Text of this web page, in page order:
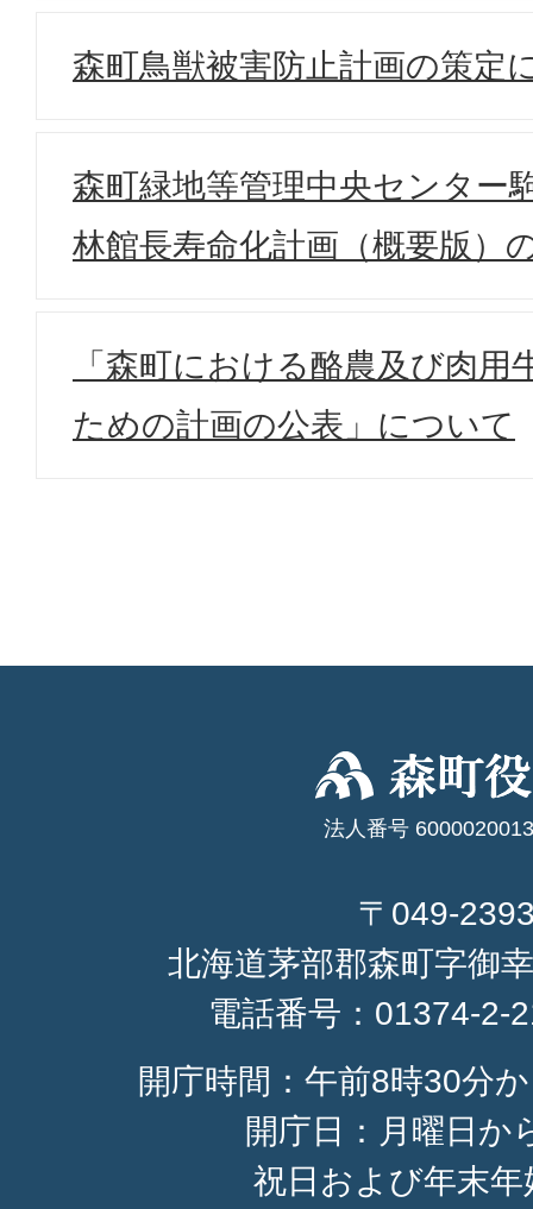
森町鳥獣被害防止計画の策定
森町緑地等管理中央センター
林館長寿命化計画（概要版）
「森町における酪農及び肉用
ための計画の公表」について
法人番号
〒049-
北海道茅部郡森町字御
電話番号： 01374-2-
開庁時間：午前8時30分
開庁日：月曜日か
祝日および年末